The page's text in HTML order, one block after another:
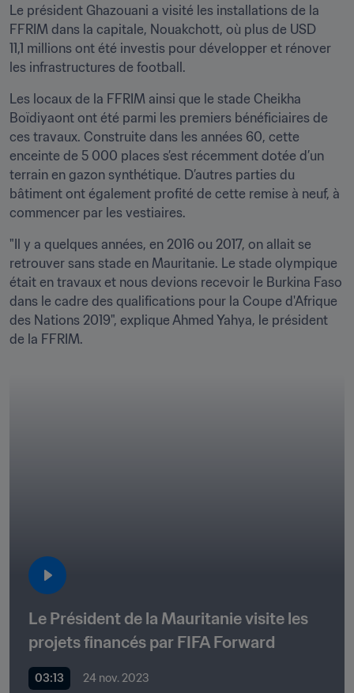
Le président Ghazouani a visité les installations de la
FFRIM dans la capitale, Nouakchott, où plus de USD
11,1 millions ont été investis pour développer et rénover
les infrastructures de football.
Les locaux de la FFRIM ainsi que le stade Cheikha
Boïdiyaont ont été parmi les premiers bénéficiaires de
ces travaux. Construite dans les années 60, cette
enceinte de 5 000 places s’est récemment dotée d’un
terrain en gazon synthétique. D’autres parties du
bâtiment ont également profité de cette remise à neuf, à
commencer par les vestiaires.
"Il y a quelques années, en 2016 ou 2017, on allait se
retrouver sans stade en Mauritanie. Le stade olympique
était en travaux et nous devions recevoir le Burkina Faso
dans le cadre des qualifications pour la Coupe d'Afrique
des Nations 2019", explique Ahmed Yahya, le président
de la FFRIM.
Le Président de la Mauritanie visite les
projets financés par FIFA Forward
03:13 24 nov. 2023